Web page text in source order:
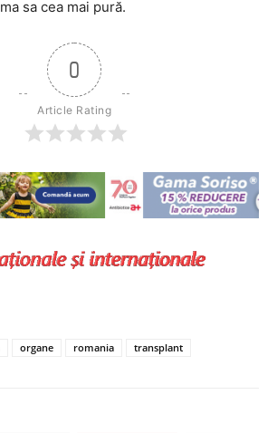
sa cea mai pură.
0
Article Rating
organe romania transplant